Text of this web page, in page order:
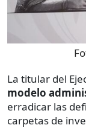
La titular del
modelo
erradicar las
carpetas de